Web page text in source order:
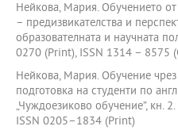
Нейкова, Мария. Обучението
– предизвикателства и
образователната и научната
0270 (Print), ISSN 1314 – 8575
Нейкова, Мария. Обучение
подготовка на студенти по
„Чуждоезиково обучение”, кн.
ISSN 0205–1834 (Print)